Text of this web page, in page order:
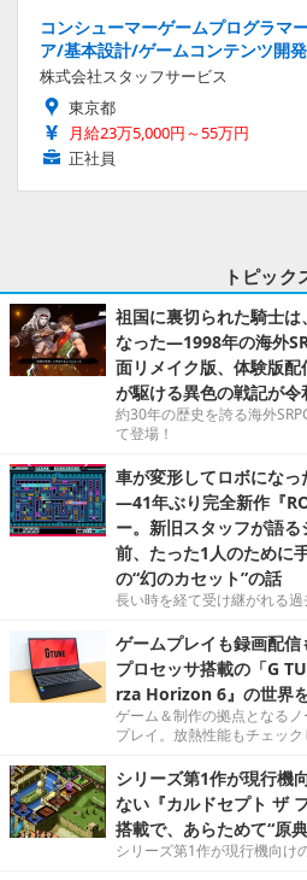
コンシューマーゲームプログラマ
ア/基本設計/ゲームコンテンツ開
株式会社スタッフサービス
東京都
月給23万5,000円～55万円
正社員
トピック
祖国に裏切られた騎士
なった―1998年の海外
面リメイク版、体験版
が駆ける異色の戦記が令
約30年の歴史を誇る海外
て登場！
車が変形してロボにな
―41年ぶり完全新作『
ー。新旧スタッフが語
前、たった1人のために
の“幻のカセット”の話
長い時を経て受け継がれる過
ゲームプレイも録画配
プロセッサ搭載の「G
rza Horizon 6』の世界
ゲーム＆制作の拠点となる
プレイ。放熱性能もチェック
シリーズ第1作が現行機
ない『カルドセプト ザ
搭載で、あらためて“原
シリーズ第1作が現行機向け